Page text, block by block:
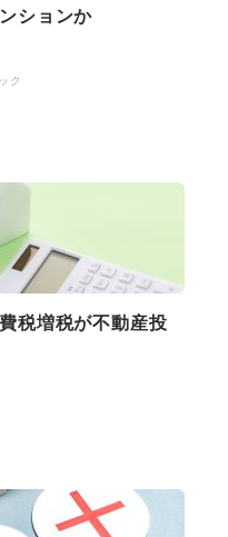
ションか
ク
税増税が不動産投